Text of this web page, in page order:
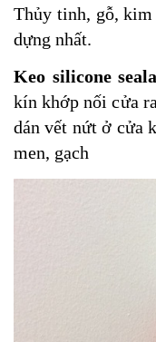
Thủy tinh, gỗ,
dựng nhất.
Keo silicone
kín khớp nối cửa
dán vết nứt ở cửa
men, gạch